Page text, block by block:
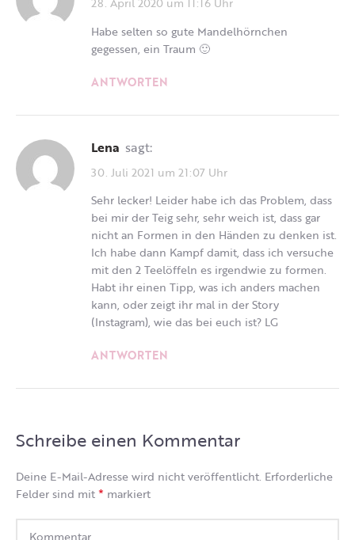
Habe selten so gute Mandelhörnchen
gegessen, ein Traum 🙂
ANTWORTEN
Lena sagt:
30. Juli 2021 um 21:07 Uhr
Sehr lecker! Leider habe ich das Problem, dass
bei mir der Teig sehr, sehr weich ist, dass gar
nicht an Formen in den Händen zu denken ist.
Ich habe dann Kampf damit, dass ich versuche
mit den 2 Teelöffeln es irgendwie zu formen.
Habt ihr einen Tipp, was ich anders machen
kann, oder zeigt ihr mal in der Story
(Instagram), wie das bei euch ist? LG
ANTWORTEN
Schreibe einen Kommentar
Deine E-Mail-Adresse wird nicht veröffentlicht. Erforderliche
Felder sind mit* markiert